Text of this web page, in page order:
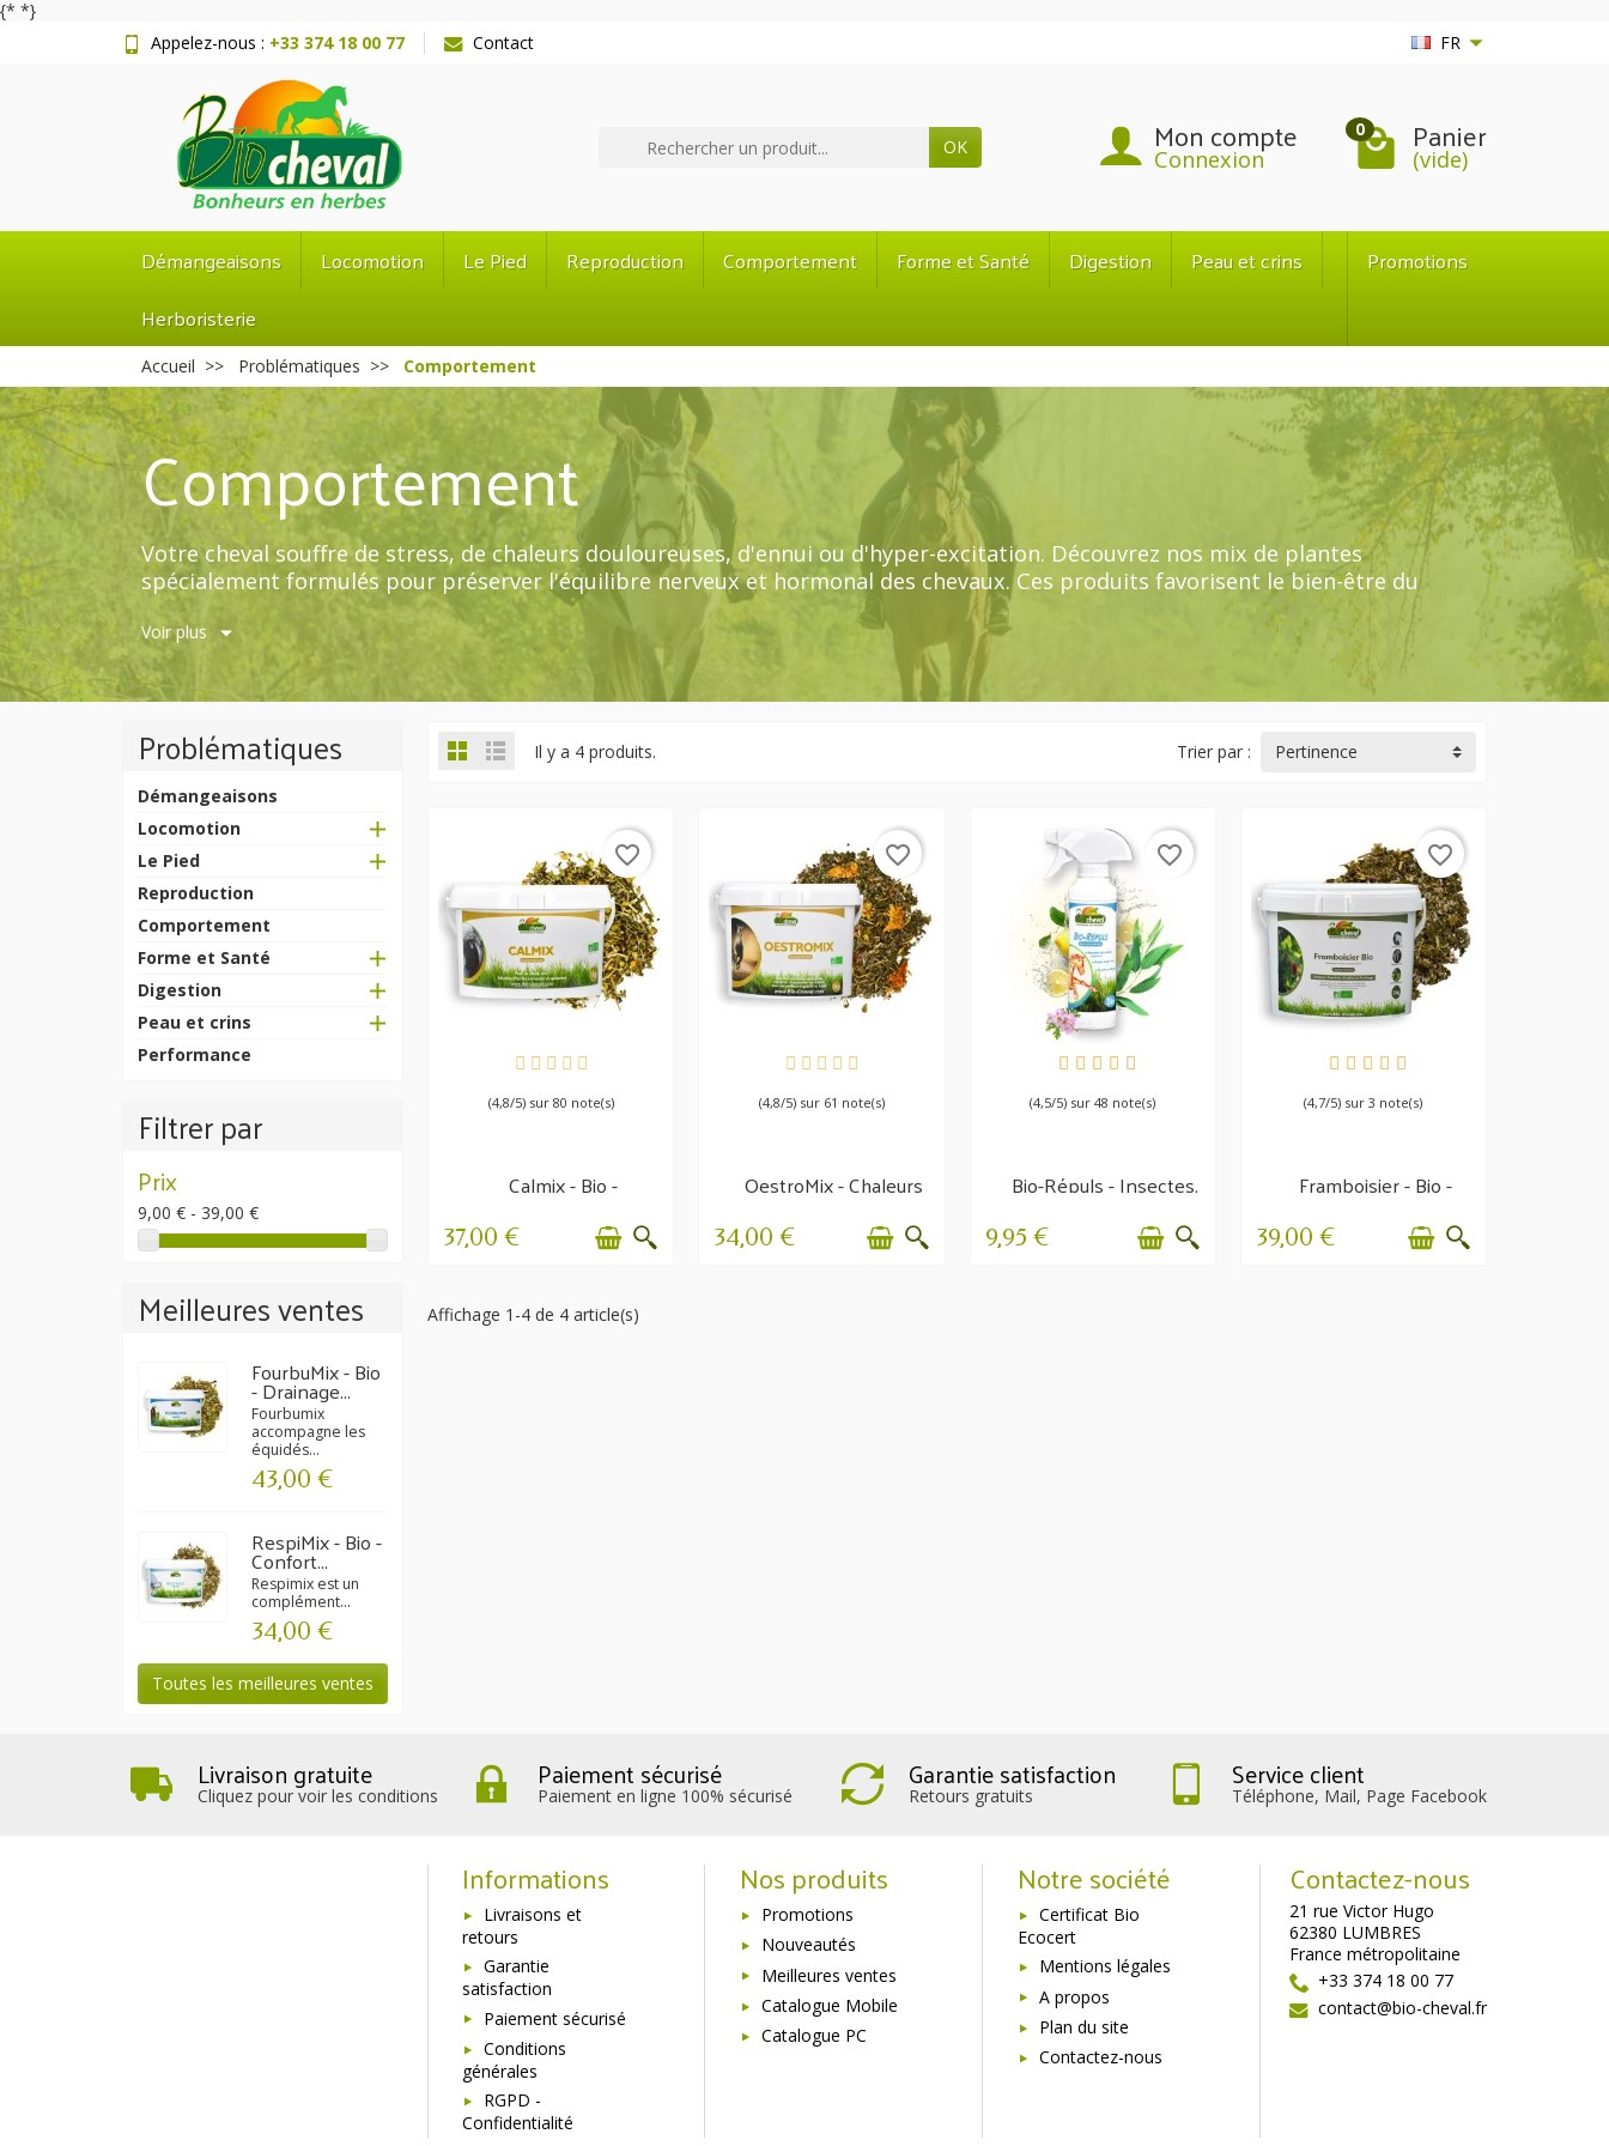
{* *}
Appelez-nous : +33 374 18 00 77 Contact FR
OK Mon compte
Connexion
0 Panier
(vide)
Démangeaisons Locomotion Le Pied Reproduction Comportement Forme et Santé Digestion
Peau et crins
Herboristerie
Promotions
Accueil Problématiques Comportement
Comportement
Votre cheval souffre de stress, de chaleurs douloureuses, d'ennui ou d'hyper-excitation. Découvrez nos mix de plantes
spécialement formulés pour préserver l'équilibre nerveux et hormonal des chevaux. Ces produits favorisent le bien-être du
cheval, ainsi qu'une bonne relation cheval/cavalier aux soins comme au travail.
Voir plus
Problématiques
Démangeaisons
Locomotion
Le Pied
Reproduction
Comportement
Forme et Santé
Digestion
Peau et crins
Performance
Filtrer par
Prix
9,00 € - 39,00 €
Meilleures ventes
FourbuMix - Bio
- Drainage...
Fourbumix
accompagne les
équidés...
43,00 €
RespiMix - Bio -
Confort...
Respimix est un
complément...
34,00 €
Toutes les meilleures ventes
Il y a 4 produits. Trier par : Pertinence
EN STOCK
favorite_border
(4,8/5) sur 80 note(s)
Calmix - Bio -
Relaxation &
concentration
37,00 €
EN STOCK
favorite_border
(4,8/5) sur 61 note(s)
OestroMix - Chaleurs
difficiles
34,00 €
EN STOCK
favorite_border
(4,5/5) sur 48 note(s)
Bio-Répuls - Insectes,
mouches, taons
9,95 €
EN STOCK
favorite_border
(4,7/5) sur 3 note(s)
Framboisier - Bio -
Chaleurs & diarrhées
39,00 €
Affichage 1-4 de 4 article(s)
Livraison gratuite
Cliquez pour voir les conditions
Paiement sécurisé
Paiement en ligne 100% sécurisé
Garantie satisfaction
Retours gratuits
Service client
Téléphone, Mail, Page Facebook
Informations
Livraisons et
retours
Garantie
satisfaction
Paiement sécurisé
Conditions
générales
RGPD -
Confidentialité
Nos produits
Promotions
Nouveautés
Meilleures ventes
Catalogue Mobile
Catalogue PC
Notre société
Certificat Bio
Ecocert
Mentions légales
A propos
Plan du site
Contactez-nous
Contactez-nous
21 rue Victor Hugo
62380 LUMBRES
France métropolitaine
+33 374 18 00 77
contact@bio-cheval.fr